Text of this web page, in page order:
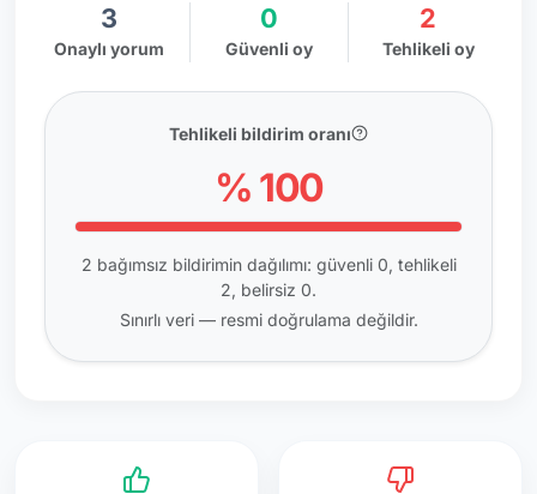
3
Onaylı yorum
0
Güvenli oy
2
Tehlikeli oy
Tehlikeli bildirim oranı
% 100
2 bağımsız bildirimin dağılımı: güvenli 0, tehlikeli
2, belirsiz 0.
Sınırlı veri — resmi doğrulama değildir.